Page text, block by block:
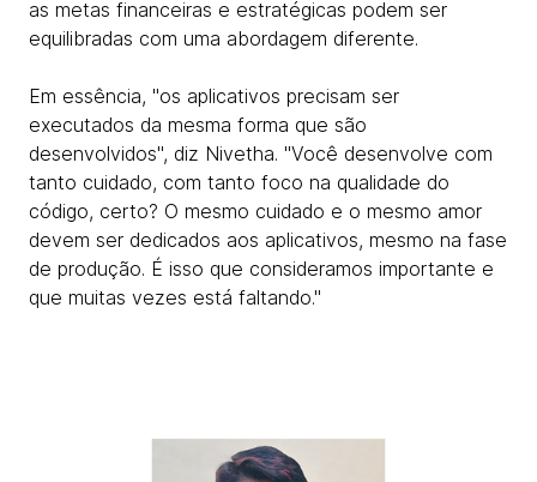
as metas financeiras e estratégicas podem ser
equilibradas com uma abordagem diferente.
Em essência, "os aplicativos precisam ser
executados da mesma forma que são
desenvolvidos", diz Nivetha. "Você desenvolve com
tanto cuidado, com tanto foco na qualidade do
código, certo? O mesmo cuidado e o mesmo amor
devem ser dedicados aos aplicativos, mesmo na fase
de produção. É isso que consideramos importante e
que muitas vezes está faltando."